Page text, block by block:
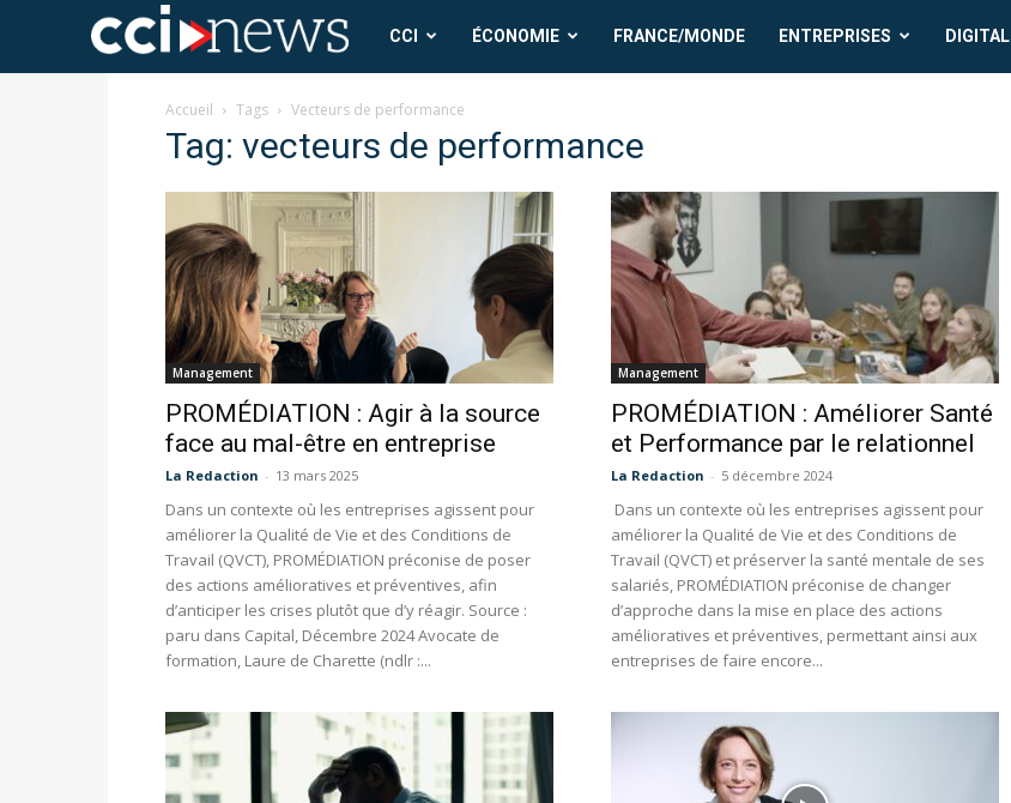
CCI
News
CCI ÉCONOMIE FRANCE/MONDE ENTREPRISES DIGITAL
Accueil Tags Vecteurs de performance
Tag: vecteurs de performance
Management
PROMÉDIATION : Agir à la source
face au mal-être en entreprise
La Redaction - 13 mars 2025
Dans un contexte où les entreprises agissent pour
améliorer la Qualité de Vie et des Conditions de
Travail (QVCT), PROMÉDIATION préconise de poser
des actions amélioratives et préventives, afin
d’anticiper les crises plutôt que d’y réagir. Source :
paru dans Capital, Décembre 2024 Avocate de
formation, Laure de Charette (ndlr :...
Management
PROMÉDIATION : Améliorer Santé
et Performance par le relationnel
La Redaction - 5 décembre 2024
Dans un contexte où les entreprises agissent pour
améliorer la Qualité de Vie et des Conditions de
Travail (QVCT) et préserver la santé mentale de ses
salariés, PROMÉDIATION préconise de changer
d’approche dans la mise en place des actions
amélioratives et préventives, permettant ainsi aux
entreprises de faire encore...